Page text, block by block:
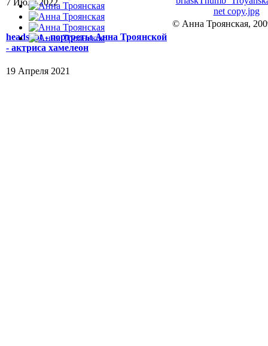
headshot - портреты Анна Троянской
- актриса хамелеон
19 Апреля 2021
© Анна Троянская,